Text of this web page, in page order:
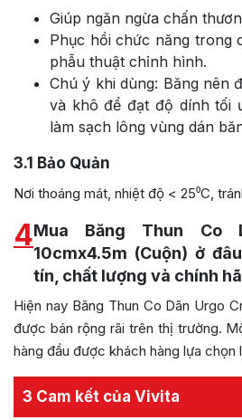
Giúp ngăn ngừa chấn
Phục hồi chức năng trong
phẫu thuật chỉnh hình.
Chú ý khi dùng: Băng nên
và khô để đạt độ dính tối
làm sạch lông vùng dán
3.1 Bảo Quản
Nơi thoáng mát, nhiệt độ < 25⁰C,
4Mua Băng Thun Co
10cmx4.5m (Cuộn) ở
tín, chất lượng và chính
Hiện nay Băng Thun Co Dãn Urgo
được bán rộng rãi trên thị trường.
hàng đầu được khách hàng lựa chọn
3 Cam kết của Vivita